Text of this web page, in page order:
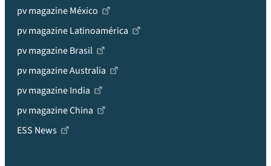
pv magazine México
pv magazine Latinoamérica
pv magazine Brasil
pv magazine Australia
pv magazine India
pv magazine China
ESS News